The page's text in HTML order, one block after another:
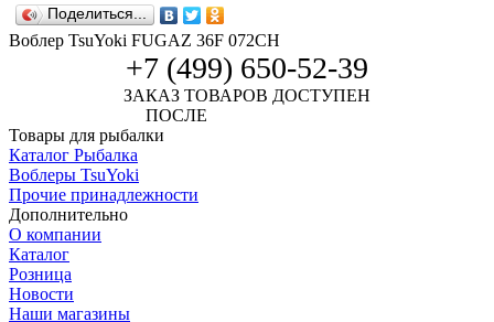
Поделиться...
Воблер TsuYoki FUGAZ 36F 072CH
+7 (499) 650-52-39
ЗАКАЗ ТОВАРОВ ДОСТУПЕН
ПОСЛЕ
Товары для рыбалки
Каталог Рыбалка
Воблеры TsuYoki
Прочие принадлежности
Дополнительно
О компании
Каталог
Розница
Новости
Наши магазины